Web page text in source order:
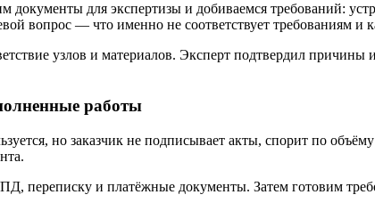
для экспертизы и добиваемся требований:
вопрос — что именно не соответствует требованиям и
узлов и материалов. Эксперт подтвердил причины
работы
но заказчик не подписывает акты, спорит по
переписку и платёжные документы. Затем готовим